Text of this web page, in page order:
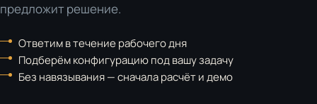
предложит решение.
Ответим в течение рабочего дня
Подберём конфигурацию под вашу задачу
Без навязывания — сначала расчёт и демо